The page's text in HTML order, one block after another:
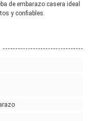
de embarazo casera ideal
y confiables.